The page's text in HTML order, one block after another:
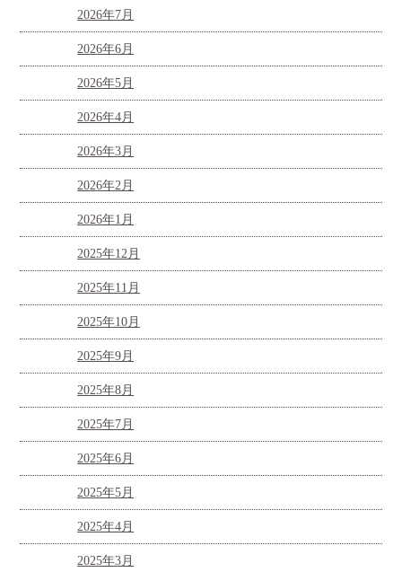
2026年7月
2026年6月
2026年5月
2026年4月
2026年3月
2026年2月
2026年1月
2025年12月
2025年11月
2025年10月
2025年9月
2025年8月
2025年7月
2025年6月
2025年5月
2025年4月
2025年3月